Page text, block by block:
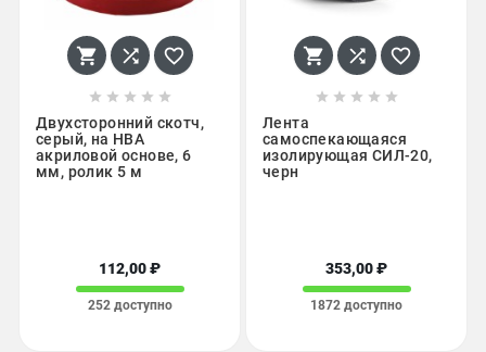
  
    
Двухсторонний скотч,
серый, на HBA
акриловой основе, 6
мм, ролик 5 м
112,00 ₽
252 доступно
  
    
Лента
самоспекающаяся
изолирующая СИЛ-20,
черн
353,00 ₽
1872 доступно